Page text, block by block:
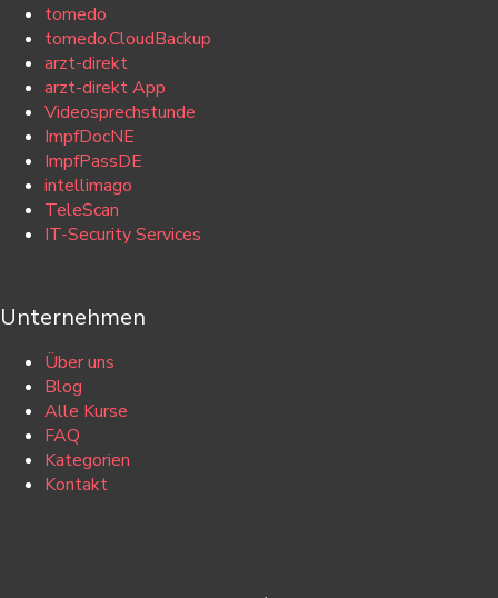
tomedo
tomedo.CloudBackup
arzt-direkt
arzt-direkt App
Videosprechstunde
ImpfDocNE
ImpfPassDE
intellimago
TeleScan
IT-Security Services
Unternehmen
Über uns
Blog
Alle Kurse
FAQ
Kategorien
Kontakt